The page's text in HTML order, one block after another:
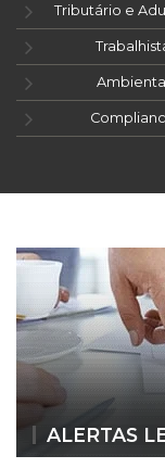
Tributário e
Ambiental
ALERTAS